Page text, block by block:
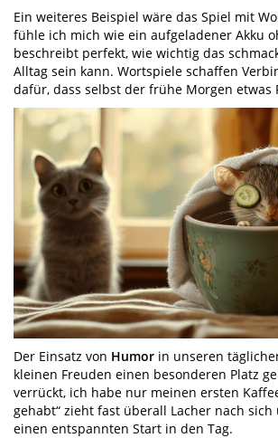
Ein weiteres Beispiel wäre das Spiel mit
fühle ich mich wie ein aufgeladener Akku
beschreibt perfekt, wie wichtig das
Alltag sein kann. Wortspiele schaffen
dafür, dass selbst der frühe Morgen etwas
Der Einsatz von Humor in unseren
kleinen Freuden einen besonderen Platz
verrückt, ich habe nur meinen ersten
gehabt“ zieht fast überall Lacher nach
einen entspannten Start in den Tag.